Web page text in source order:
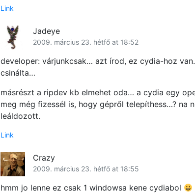
Link
Jadeye
2009. március 23. hétfő at 18:52
developer: várjunkcsak… azt írod, ez cydia-hoz
csinálta…
másrészt a ripdev kb elmehet oda… a cydia egy
meg még fizessél is, hogy gépről telepíthess…? na
leáldozott.
Link
Crazy
2009. március 23. hétfő at 18:55
hmm jo lenne ez csak 1 windowsa kene cydiabol